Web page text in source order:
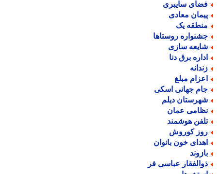
سایبری
معادی
یک
روستاها
سازی
برق دنا
مبلغ
جهانی اسکی
دیلم
عمان
هوشمند
کوروش
خون بانوان
عباسی فر